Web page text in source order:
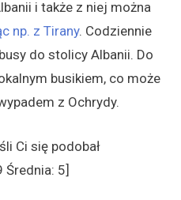
i także z niej można
np. z Tirany. Codziennie
do stolicy Albanii. Do
busikiem, co może
z Ochrydy.
Ci się podobał
Średnia: 5]